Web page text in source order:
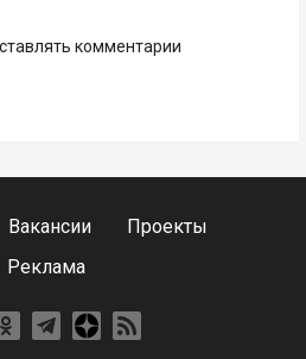
комментарии
Вакансии
Проекты
Реклама